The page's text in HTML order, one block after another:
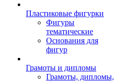
Пластиковые фигурки
Фигуры
тематические
Основания для
фигур
Грамоты и дипломы
Грамоты, дипломы,